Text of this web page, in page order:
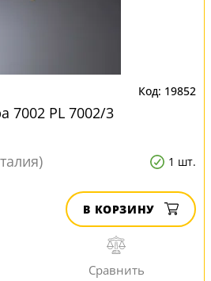
19852
7002 PL 7002/3
1 шт.
В КОРЗИНУ